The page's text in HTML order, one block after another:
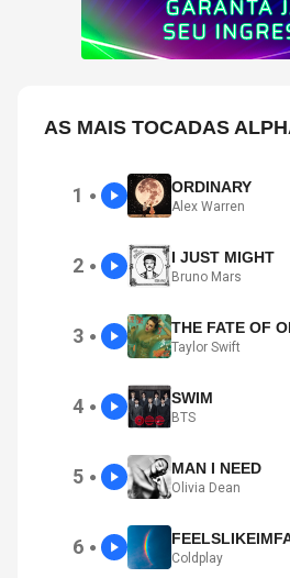
AS MAIS TOCADAS
1 ● ORDINARY
Alex Warren
2 ● I JUST MIGHT
Bruno Mars
3 ● THE FATE OF
Taylor Swift
4 ● SWIM
BTS
5 ● MAN I NEED
Olivia Dean
6 ●
Coldplay